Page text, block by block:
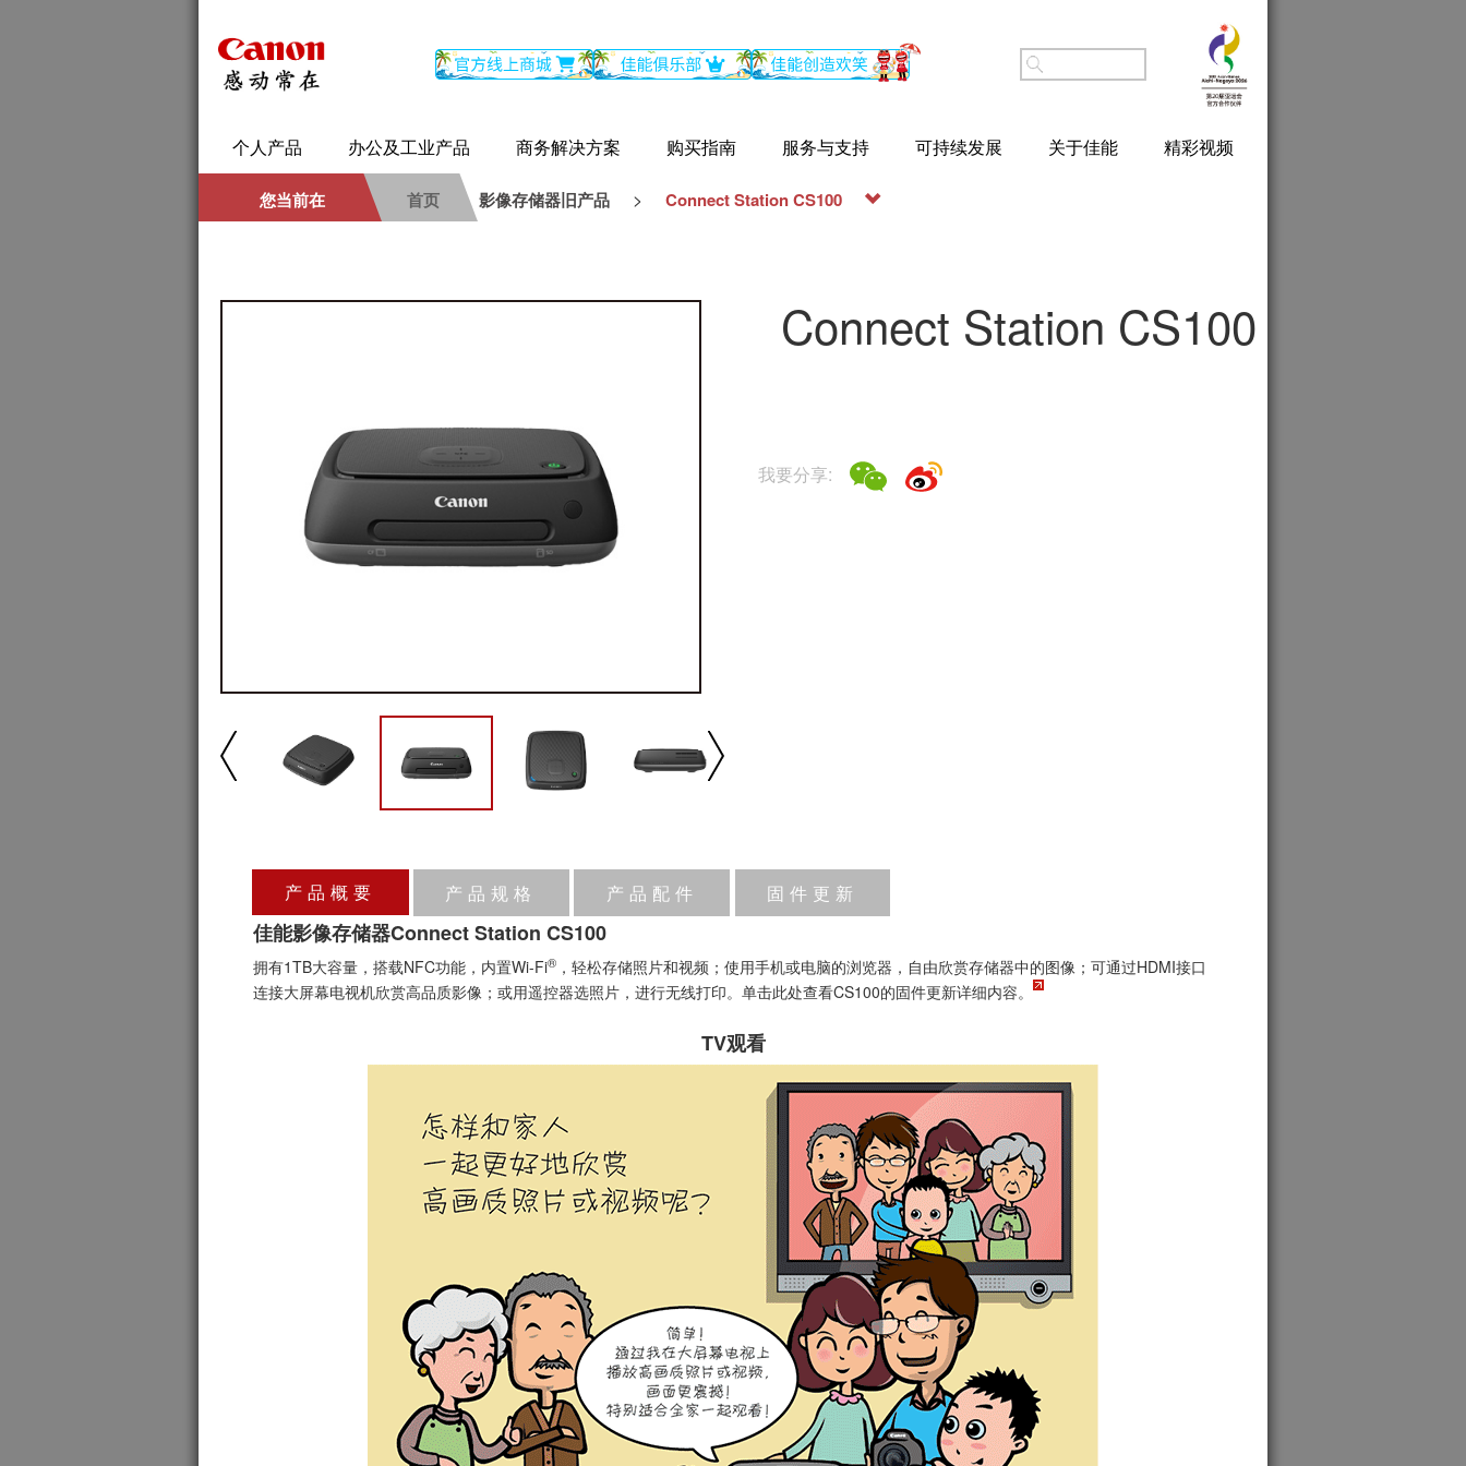
个人产品 办公及工业产品 商务解决方案 购买指南 服务与支持 可持续发展 关于佳能 精彩视频
您当前在 首页 影像存储器旧产品 > Connect Station CS100
播放/暂停 速度 反向 缩放
Connect Station CS100
我要分享:
产品概要 产品规格 产品配件 固件更新
佳能影像存储器Connect Station CS100
拥有1TB大容量，搭载NFC功能，内置Wi-Fi® ，轻松存储照片和视频；使用手机或电脑的浏览器，自由欣赏存储器中的图像；可通过HDMI接口
连接大屏幕电视机欣赏高品质影像；或用遥控器选照片，进行无线打印。 单击此处查看CS100的固件更新详细内容。
TV观看